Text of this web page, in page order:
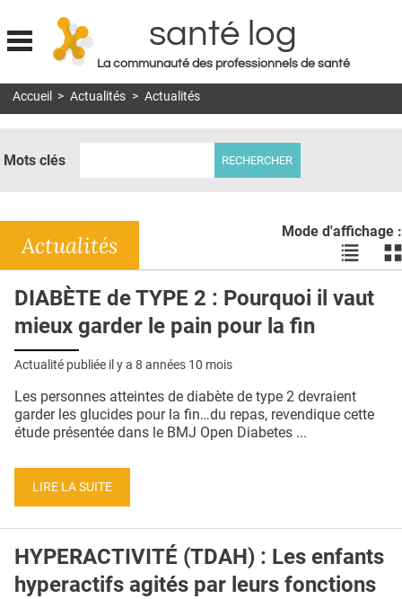
Jump to navigation
santé log
La communauté des professionnels de santé
MON COMPTE
DOSSIERS
RÉSEAUX
E-REVUE SAD
QUI SOMMES-NOUS ?
CONDITIONS GÉNÉRALES
CRÉDITS
Accueil > Actualités > Actualités
Mots clés
Mode d'affichage :
Voir
les
en
les
Actualités
DIABÈTE de TYPE 2 : Pourquoi il vaut
mieux garder le pain pour la fin
Actualité publiée il y a 8 années 10 mois
Les personnes atteintes de diabète de type 2 devraient
garder les glucides pour la fin…du repas, revendique cette
étude présentée dans le BMJ Open Diabetes ...
LIRE LA SUITE
HYPERACTIVITÉ (TDAH) : Les enfants
hyperactifs agités par leurs fonctions